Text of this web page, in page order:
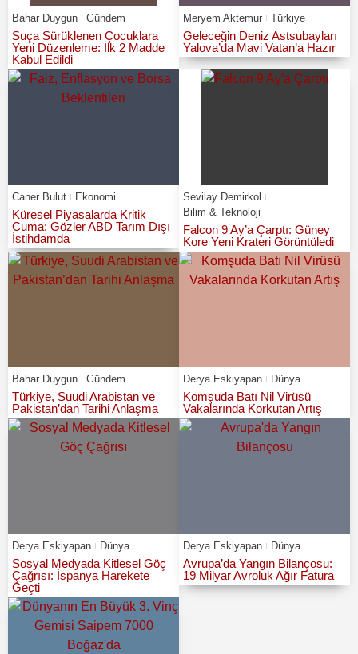
Bahar Duygun Gündem
Suça Sürüklenen Çocuklara
Yeni Düzenleme: İlk 2 Madde
Kabul Edildi
Meryem Aktemur Türkiye
Geleceğin Deniz Astsubayları
Yalova’da Mavi Vatan’a Hazır
Caner Bulut Ekonomi
Küresel Piyasalarda Kritik
Cuma: Gözler ABD Tarım Dışı
İstihdamda
Sevilay Demirkol
Bilim & Teknoloji
Falcon 9 Ay’a Çarptı: Güney
Kore Yeni Krateri Görüntüledi
Bahar Duygun Gündem
Türkiye, Suudi Arabistan ve
Pakistan’dan Tarihi Anlaşma
Derya Eskiyapan Dünya
Komşuda Batı Nil Virüsü
Vakalarında Korkutan Artış
Derya Eskiyapan Dünya
Sosyal Medyada Kitlesel Göç
Çağrısı: İspanya Harekete
Geçti
Derya Eskiyapan Dünya
Avrupa’da Yangın Bilançosu:
19 Milyar Avroluk Ağır Fatura